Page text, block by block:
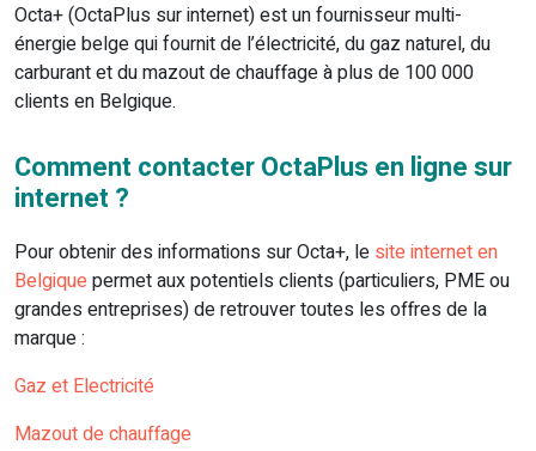
Octa+ (OctaPlus sur internet) est un fournisseur multi-
énergie belge qui fournit de l’électricité, du gaz naturel, du
carburant et du mazout de chauffage à plus de 100 000
clients en Belgique.
Comment contacter OctaPlus en ligne sur
internet ?
Pour obtenir des informations sur Octa+, le site internet en
Belgiquepermet aux potentiels clients (particuliers, PME ou
grandes entreprises) de retrouver toutes les offres de la
marque :
Gaz et Electricité
Mazout de chauffage